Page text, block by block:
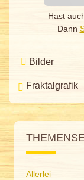
Hast
Dann
Bilder
Fraktalgrafik
Allerlei